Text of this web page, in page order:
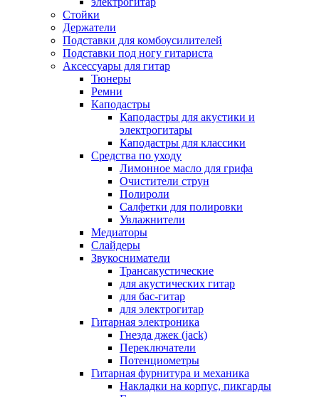
Стойки
Держатели
Подставки для комбоусилителей
Подставки под ногу гитариста
Аксессуары для гитар
Тюнеры
Ремни
Каподастры
Каподастры для акустики и
электрогитары
Каподастры для классики
Средства по уходу
Лимонное масло для грифа
Очистители струн
Полироли
Салфетки для полировки
Увлажнители
Медиаторы
Слайдеры
Звукосниматели
Трансакустические
для акустических гитар
для бас-гитар
для электрогитар
Гитарная электроника
Гнезда джек (jack)
Переключатели
Потенциометры
Гитарная фурнитура и механика
Накладки на корпус, пикгарды